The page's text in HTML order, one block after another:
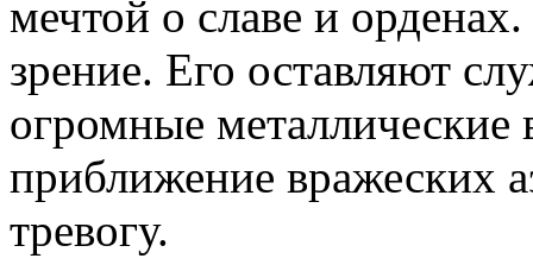
мечтой о славе и
зрение. Его оставляют
огромные
приближение вражеских
тревогу.